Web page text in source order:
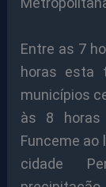
Entre as 7
horas esta
municípios
às 8 horas
Funceme ao
cidade